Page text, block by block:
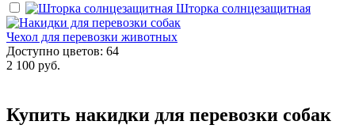
Шторка солнцезащитная
Чехол для перевозки животных
Доступно цветов: 64
2 100 руб.
Купить накидки для перевозки собак